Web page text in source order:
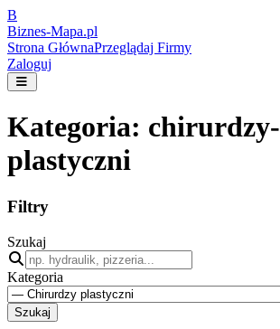
B
Biznes-Mapa.pl
Strona GłównaPrzeglądaj Firmy
Zaloguj
Kategoria: chirurdzy-
plastyczni
Filtry
Szukaj
Kategoria
Szukaj